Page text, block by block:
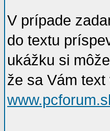
V prípade
do textu
ukážku si
že sa Vám